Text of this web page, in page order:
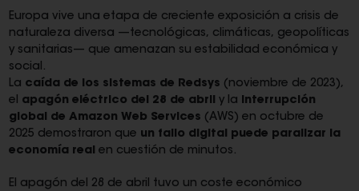
Europa vive una etapa de creciente exposición a crisis de
naturaleza diversa —tecnológicas, climáticas, geopolíticas
y sanitarias— que amenazan su estabilidad económica y
social.
La caída de los sistemas de Redsys (noviembre de 2023),
el apagón eléctrico del 28 de abril y la interrupción
global de Amazon Web Services (AWS) en octubre de
2025 demostraron que un fallo digital puede paralizar la
economía real en cuestión de minutos.
El apagón del 28 de abril tuvo un coste económico